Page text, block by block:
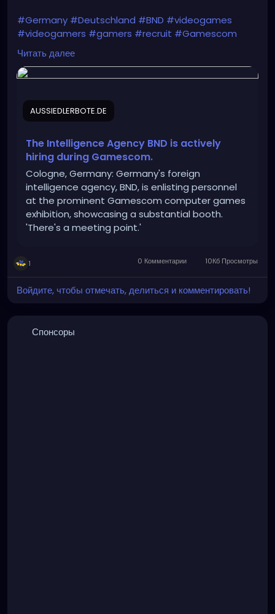
#Germany #Deutschland #BND #videogames
#videogamers #gamers #recruit #Gamescom
#intelligence_agency
#Bundeswehr
#recruitment
https://aussiedlerbote.de/en/the-intelligence-
gamescom/
Читать далее
AUSSIEDLERBOTE.DE
The Intelligence Agency BND is actively
hiring during Gamescom.
Cologne, Germany: Germany's foreign
intelligence agency, BND, is enlisting personnel
at the prominent Gamescom computer games
exhibition, showcasing a substantial booth.
'There's a meeting point.'
1 0 Комментарии 10Кб Просмотры
Войдите, чтобы отмечать, делиться и комментировать!
Спонсоры